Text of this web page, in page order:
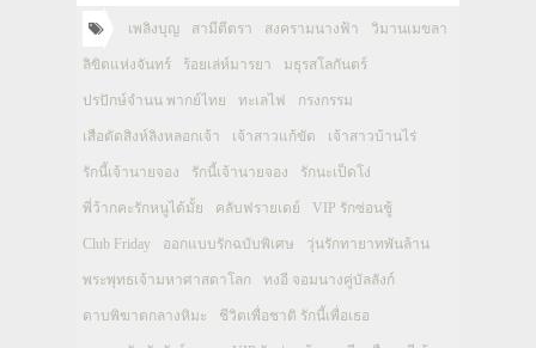
เพลิงบุญ สามีตีตรา สงครามนางฟ้า วิมานเมขลา
ลิขิตแห่งจันทร์ ร้อยเล่ห์มารยา มธุรสโลกันตร์
ปรปักษ์จำนน พากย์ไทย ทะเลไฟ กรงกรรม
เสือตัดสิงห์ลิงหลอกเจ้า เจ้าสาวแก้ขัด เจ้าสาวบ้านไร่
รักนี้เจ้านายจอง รักนี้เจ้านายจอง รักนะเป็ดโง่
พี่ว้ากคะรักหนูได้มั้ย คลับฟรายเดย์ VIP รักซ่อนชู้
Club Friday ออกแบบรักฉบับพิเศษ วุ่นรักทายาทพันล้าน
พระพุทธเจ้ามหาศาสดาโลก ทงอี จอมนางคู่บัลลังก์
ดาบพิฆาตกลางหิมะ ชีวิตเพื่อชาติ รักนี้เพื่อเธอ